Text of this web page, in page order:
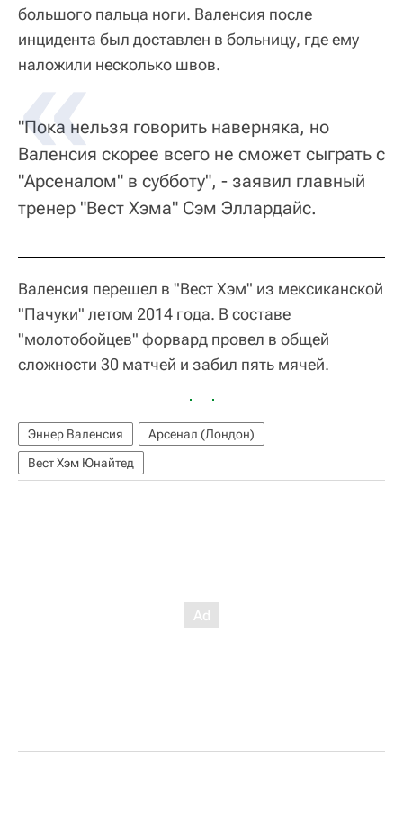
большого пальца ноги. Валенсия после
инцидента был доставлен в больницу, где ему
наложили несколько швов.
"Пока нельзя говорить наверняка, но
Валенсия скорее всего не сможет сыграть с
"Арсеналом" в субботу", - заявил главный
тренер "Вест Хэма" Сэм Эллардайс.
Валенсия перешел в "Вест Хэм" из мексиканской
"Пачуки" летом 2014 года. В составе
"молотобойцев" форвард провел в общей
сложности 30 матчей и забил пять мячей.
Эннер Валенсия
Арсенал (Лондон)
Вест Хэм Юнайтед